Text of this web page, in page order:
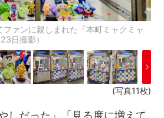
ァンに親しまれた『本町ミャクミャ
日撮影）
(写真11枚)
しだった」「見る度に増えて